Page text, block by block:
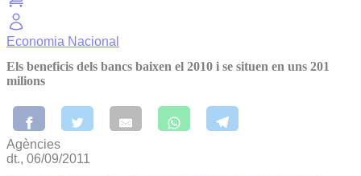
Economia Nacional
Els beneficis dels bancs baixen el 2010 i se situen en uns 201
milions
Agències
dt., 06/09/2011